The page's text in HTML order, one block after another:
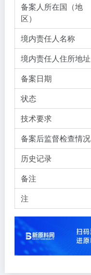
备案人所在国（地
区）
境内责任人名称
境内责任人住所地址
备案日期
状态
技术要求
备案后监督检查情况
历史记录
备注
注